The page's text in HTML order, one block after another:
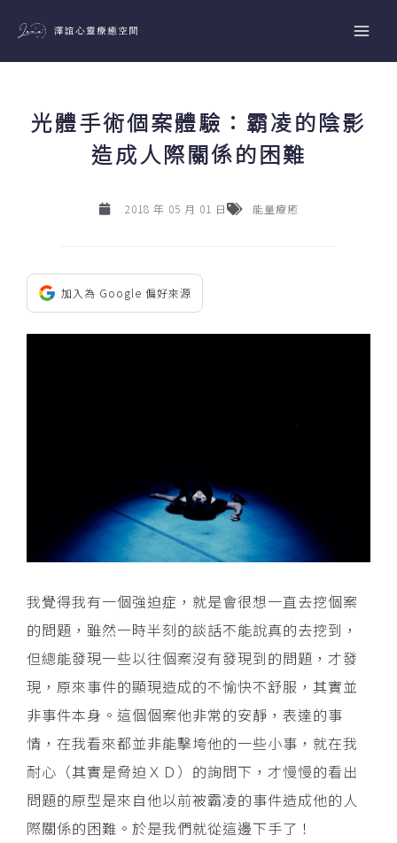
主
光體手術個案體驗：霸凌的陰影
造成人際關係的困難
2018 年 05 月 01 日 能量療癒
加入為 Google 偏好來源
我覺得我有一個強迫症，就是會很想一直去挖個案
的問題，雖然一時半刻的談話不能說真的去挖到，
但總能發現一些以往個案沒有發現到的問題，才發
現，原來事件的顯現造成的不愉快不舒服，其實並
非事件本身。這個個案他非常的安靜，表達的事
情，在我看來都並非能擊垮他的一些小事，就在我
耐心（其實是脅迫ＸＤ）的詢問下，才慢慢的看出
問題的原型是來自他以前被霸凌的事件造成他的人
際關係的困難。於是我們就從這邊下手了！